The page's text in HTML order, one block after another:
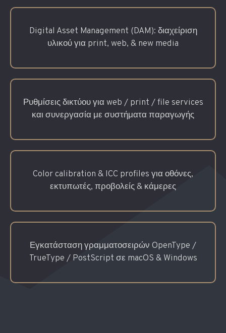
Digital Asset Management (DAM): διαχείριση
υλικού για print, web, & new media
Ρυθμίσεις δικτύου για web / print / file services
και συνεργασία με συστήματα παραγωγής
Color calibration & ICC profiles για οθόνες,
εκτυπωτές, προβολείς & κάμερες
Εγκατάσταση γραμματοσειρών OpenType /
TrueType / PostScript σε macOS & Windows